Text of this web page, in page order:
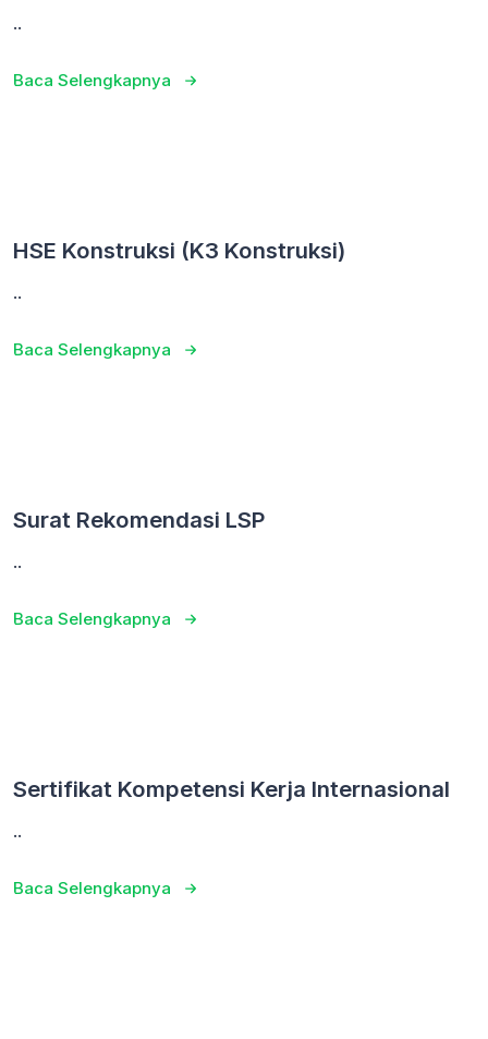
..
Baca Selengkapnya
HSE Konstruksi (K3 Konstruksi)
..
Baca Selengkapnya
Surat Rekomendasi LSP
..
Baca Selengkapnya
Sertifikat Kompetensi Kerja Internasional
..
Baca Selengkapnya